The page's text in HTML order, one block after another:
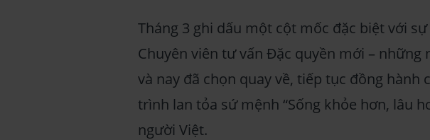
Tháng 3 ghi dấu một cột mốc đặc biệt với
Chuyên viên tư vấn Đặc quyền mới –
và nay đã chọn quay về, tiếp tục đồng hành
trình lan tỏa sứ mệnh “Sống khỏe hơn, lâu
người Việt.